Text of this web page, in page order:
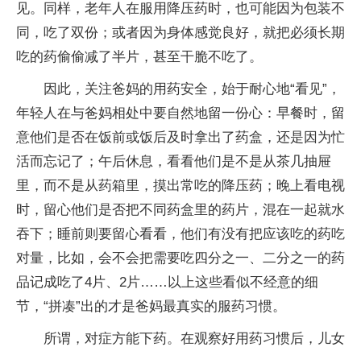
见。同样，老年人在服用降压药时，也可能因为包装不
同，吃了双份；或者因为身体感觉良好，就把必须长期
吃的药偷偷减了半片，甚至干脆不吃了。
因此，关注爸妈的用药安全，始于耐心地“看见”，
年轻人在与爸妈相处中要自然地留一份心：早餐时，留
意他们是否在饭前或饭后及时拿出了药盒，还是因为忙
活而忘记了；午后休息，看看他们是不是从茶几抽屉
里，而不是从药箱里，摸出常吃的降压药；晚上看电视
时，留心他们是否把不同药盒里的药片，混在一起就水
吞下；睡前则要留心看看，他们有没有把应该吃的药吃
对量，比如，会不会把需要吃四分之一、二分之一的药
品记成吃了4片、2片……以上这些看似不经意的细
节，“拼凑”出的才是爸妈最真实的服药习惯。
所谓，对症方能下药。在观察好用药习惯后，儿女